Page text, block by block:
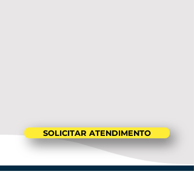
SOLICITAR ATENDIMENTO